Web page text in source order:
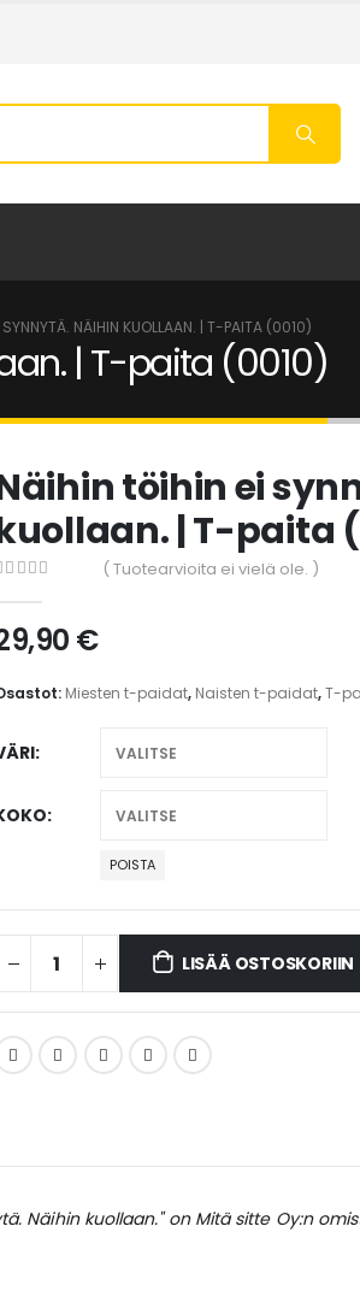
SYNNYTÄ. NÄIHIN KUOLLAAN. | T-PAITA (0010)
| T-paita (0010)
töihin ei
| T-paita
( Tuotearvioita ei vielä ole. )
€
Miesten t-paidat, Naisten t-paidat,T-
POISTA
LISÄÄ OSTOSKORIIN
Näihin kuollaan." on Mitä sitte Oy:n